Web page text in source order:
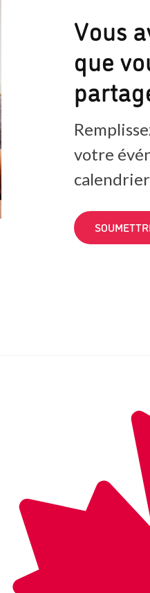
Vous
que
votre
calendrier